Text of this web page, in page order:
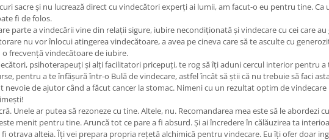
sacre şi nu lucrează direct cu vindecători experţi ai lumii, am facut-o eu pentru tine. Ca
fi de folos.
parte a vindecării vine din relaţii sigure, iubire necondiţionată şi vindecare cu cei care
nu vor înlocui atingerea vindecătoare, a avea pe cineva care să te asculte cu
frecvenţă vindecătoare de iubire.
psihoterapeuţi şi alţi facilitatori pricepuţi, te rog să îţi aduni cercul interior pentru a
pentru a te înfăşură într-o Bulă de vindecare, astfel încât să ştii că nu trebuie să faci
de ajutor când a făcut cancer la stomac. Nimeni cu un rezultat optim de vindecare
Unele ar putea să rezoneze cu tine. Altele, nu. Recomandarea mea este să le abordezi
menit pentru tine. Aruncă tot ce pare a fi absurd. Şi ai încredere în călăuzirea ta
alteia. Îţi vei prepara propria reţetă alchimică pentru vindecare. Eu îţi ofer doar